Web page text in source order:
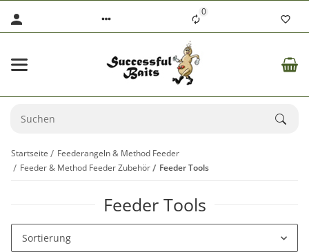
0
Startseite
Feederangeln & Method Feeder
Feeder & Method Feeder Zubehör
Feeder Tools
Feeder Tools
Sortierung